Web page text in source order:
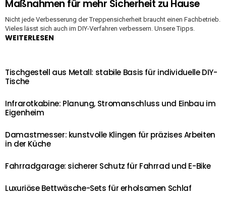
Maßnahmen für mehr Sicherheit zu Hause
Nicht jede Verbesserung der Treppensicherheit braucht einen Fachbetrieb.
Vieles lässt sich auch im DIY-Verfahren verbessern. Unsere Tipps.
WEITERLESEN
Tischgestell aus Metall: stabile Basis für individuelle DIY-
Tische
Infrarotkabine: Planung, Stromanschluss und Einbau im
Eigenheim
Damastmesser: kunstvolle Klingen für präzises Arbeiten
in der Küche
Fahrradgarage: sicherer Schutz für Fahrrad und E-Bike
Luxuriöse Bettwäsche-Sets für erholsamen Schlaf